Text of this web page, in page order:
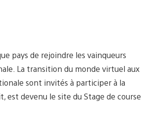
pays de rejoindre les vainqueurs
La transition du monde virtuel aux
sont invités à participer à la
est devenu le site du Stage de course